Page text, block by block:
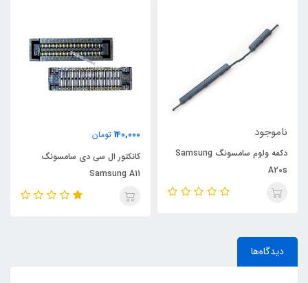
ناموجود
دکمه ولوم سامسونگ Samsung
A20s
140,000 تومان
کانکتور ال سی دی سامسونگ
Samsung A11
دیدگاه‌ها